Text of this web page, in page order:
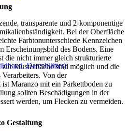
Datenblätter)
transparente und 2-komponentige
Bei der Oberfläche
Farbtonunterschiede Kennzeichen
Erscheinungsbild des Bodens. Eine
die nicht immer gleich strukturierte
Musterfläche sind möglich und die
Von der
Maranzo mit ein Parkettboden zu
sollten Beschädigungen in der
werden, um Flecken zu vermeiden.
Gestaltung